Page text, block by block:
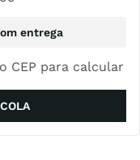
CEP para calcular